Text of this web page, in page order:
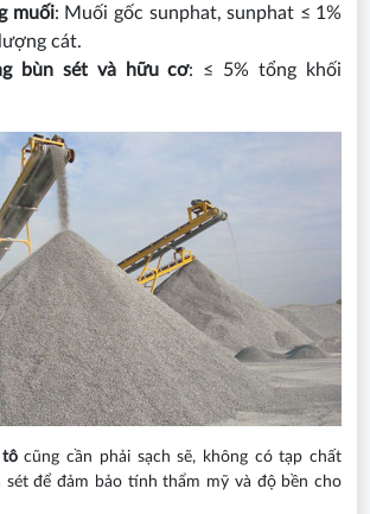
muối: Muối gốc sunphat, sunphat ≤ 1%
cát.
bùn sét và hữu cơ: ≤ 5% tổng khối
tôcũng cần phải sạch sẽ, không có tạp chất
sét để đảm bảo tính thẩm mỹ và độ bền cho